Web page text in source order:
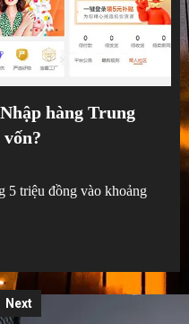
hàng Trung
5 triệu đồng vào khoảng
Next